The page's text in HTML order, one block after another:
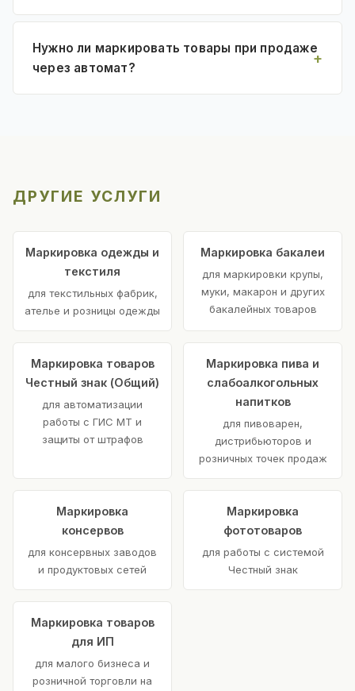
Нужно ли маркировать товары при продаже
через автомат?
ДРУГИЕ УСЛУГИ
Маркировка одежды и
текстиля
для текстильных фабрик,
ателье и розницы одежды
Маркировка бакалеи
для маркировки крупы,
муки, макарон и других
бакалейных товаров
Маркировка товаров
Честный знак (Общий)
для автоматизации
работы с ГИС МТ и
защиты от штрафов
Маркировка пива и
слабоалкогольных
напитков
для пивоварен,
дистрибьюторов и
розничных точек продаж
Маркировка
консервов
для консервных заводов
и продуктовых сетей
Маркировка
фототоваров
для работы с системой
Честный знак
Маркировка товаров
для ИП
для малого бизнеса и
розничной торговли на